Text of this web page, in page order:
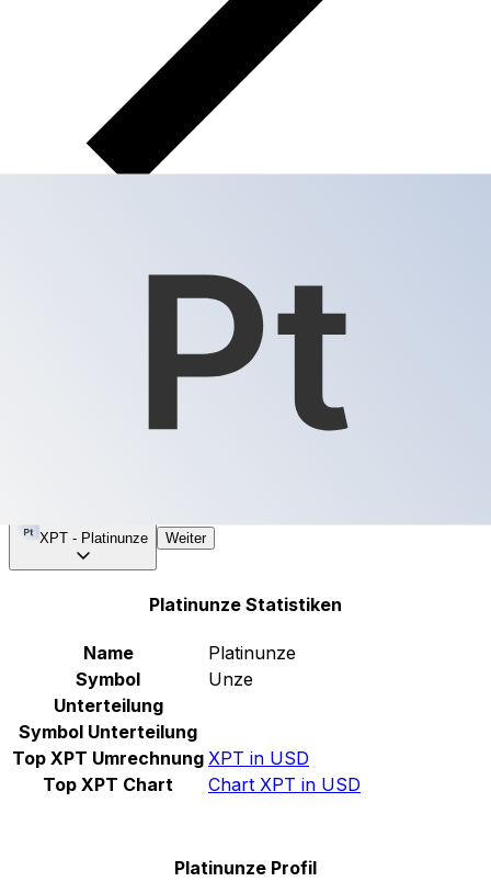
XPT - Platinunze
Der Platinunze ist die Währung von Platin.
Rankings zeigen, dass der beliebteste Platinunze-Kurs
Unten finden Sie Platinunze Kurse und einen
Währungsrechner.
XPT - Platinunze Weiter
Platinunze Statistiken
Name
Platinunze
Symbol
Unze
Unterteilung
Symbol Unterteilung
Top XPT Umrechnung XPT in USD
Top XPT Chart
Chart XPT in USD
Platinunze Profil